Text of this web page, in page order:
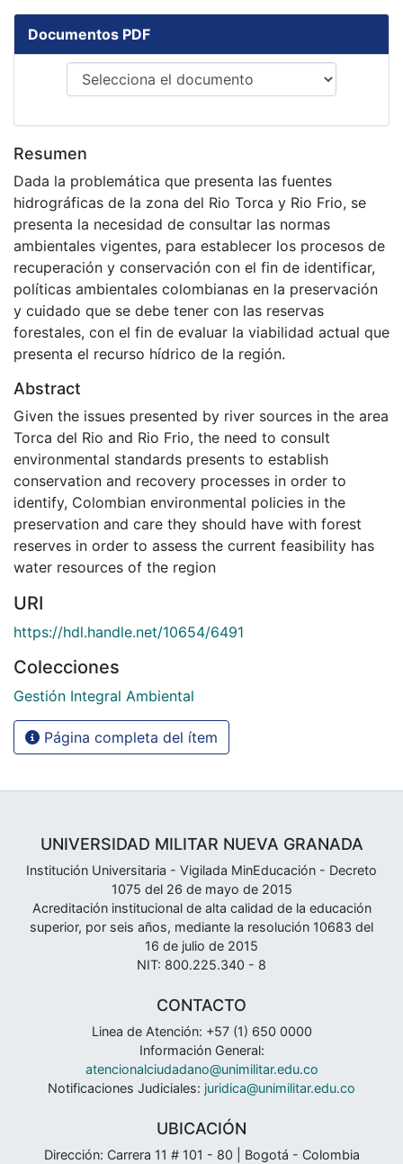
Documentos PDF
Resumen
Dada la problemática que presenta las fuentes
hidrográficas de la zona del Rio Torca y Rio Frio, se
presenta la necesidad de consultar las normas
ambientales vigentes, para establecer los procesos de
recuperación y conservación con el fin de identificar,
políticas ambientales colombianas en la preservación
y cuidado que se debe tener con las reservas
forestales, con el fin de evaluar la viabilidad actual que
presenta el recurso hídrico de la región.
Abstract
Given the issues presented by river sources in the area
Torca del Rio and Rio Frio, the need to consult
environmental standards presents to establish
conservation and recovery processes in order to
identify, Colombian environmental policies in the
preservation and care they should have with forest
reserves in order to assess the current feasibility has
water resources of the region
URI
https://hdl.handle.net/10654/6491
Colecciones
Gestión Integral Ambiental
Página completa del ítem
UNIVERSIDAD MILITAR NUEVA GRANADA
Institución Universitaria - Vigilada MinEducación - Decreto
1075 del 26 de mayo de 2015
Acreditación institucional de alta calidad de la educación
superior, por seis años, mediante la resolución 10683 del
16 de julio de 2015
NIT: 800.225.340 - 8
CONTACTO
Linea de Atención: +57 (1) 650 0000
Información General:
atencionalciudadano@unimilitar.edu.co
Notificaciones Judiciales: juridica@unimilitar.edu.co
UBICACIÓN
Dirección: Carrera 11 # 101 - 80 | Bogotá - Colombia